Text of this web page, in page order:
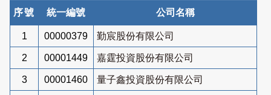
序號 統一編號 公司名稱
1 00000379 勤宸股份有限公司
2 00001449 嘉霆投資股份有限公司
3 00001460 量子鑫投資股份有限公司